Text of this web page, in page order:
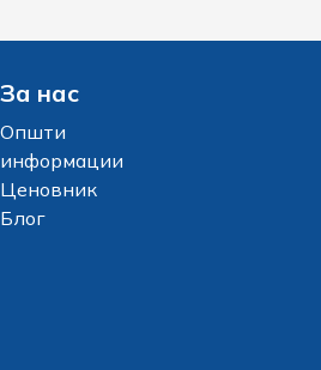
За нас
Општи
информации
Ценовник
Блог